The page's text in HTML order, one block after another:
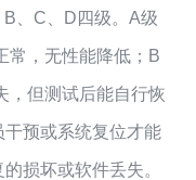
、C、D四级。A级
常，无性能降低；B
，但测试后能自行恢
预或系统复位才能
损坏或软件丢失。